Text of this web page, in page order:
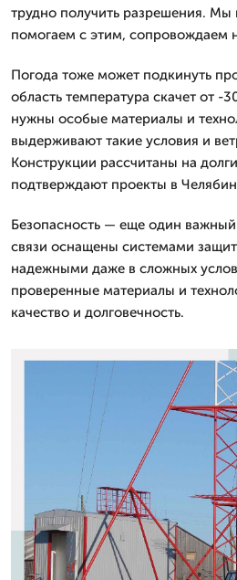
трудно получить разрешения. Мы
помогаем с этим, сопровождаем
Погода тоже может подкинуть
область температура скачет от -
нужны особые материалы и
выдерживают такие условия и
Конструкции рассчитаны на
подтверждают проекты в
Безопасность — еще один
связи оснащены системами
надежными даже в сложных
проверенные материалы и
качество и долговечность.